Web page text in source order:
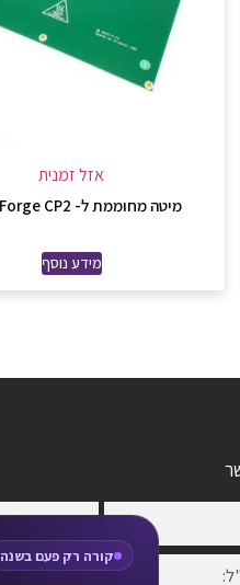
קורה רק פעם בשנה
אזל זמנית
מיטה מחוממת ל- FlashForge CP2
מידע נוסף